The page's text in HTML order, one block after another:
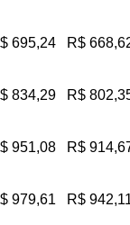
695,24 R$
834,29 R$
951,08 R$
979,61 R$